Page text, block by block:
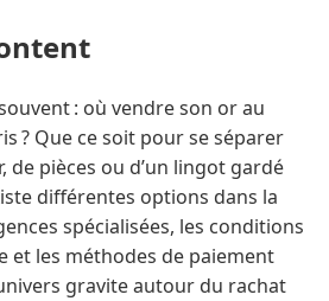
: où vendre son or au
? Que ce soit pour se séparer
de pièces ou d’un lingot gardé
différentes options dans la
spécialisées, les conditions
et les méthodes de paiement
gravite autour du rachat